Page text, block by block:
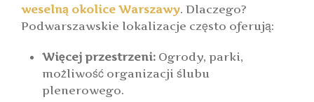
weselną okolice Warszawy. Dlaczego?
Podwarszawskie lokalizacje często oferują:
Więcej przestrzeni: Ogrody, parki,
możliwość organizacji ślubu
plenerowego.